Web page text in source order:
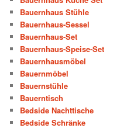
Bauernhaus Stühle
Bauernhaus-Sessel
Bauernhaus-Set
Bauernhaus-Speise-Set
Bauernhausmöbel
Bauernmöbel
Bauernstühle
Bauerntisch
Bedside Nachttische
Bedside Schränke